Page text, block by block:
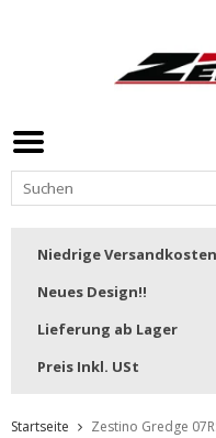
Niedrige
Neues Design!!
Lieferung ab Lager
Preis Inkl. USt
Startseite Zestino Gredge